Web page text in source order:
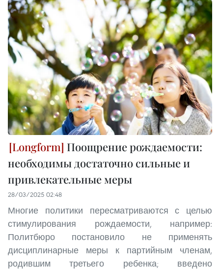
Поощрение рождаемости:
необходимы достаточно сильные и
привлекательные меры
28/03/2025 02:48
Многие политики пересматриваются с целью
стимулирования рождаемости, например:
Политбюро постановило не применять
дисциплинарные меры к партийным членам,
родившим третьего ребенка; введено